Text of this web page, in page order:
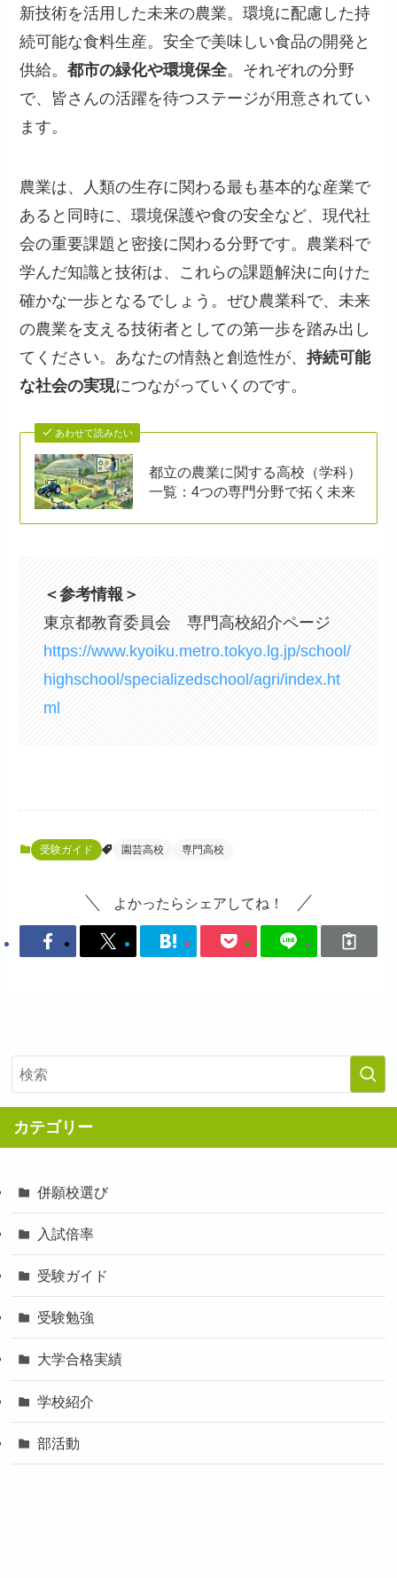
新技術を活用した未来の農業。環境に配慮した持
続可能な食料生産。安全で美味しい食品の開発と
供給。都市の緑化や環境保全。それぞれの分野
で、皆さんの活躍を待つステージが用意されてい
ます。
農業は、人類の生存に関わる最も基本的な産業で
あると同時に、環境保護や食の安全など、現代社
会の重要課題と密接に関わる分野です。農業科で
学んだ知識と技術は、これらの課題解決に向けた
確かな一歩となるでしょう。ぜひ農業科で、未来
の農業を支える技術者としての第一歩を踏み出し
てください。あなたの情熱と創造性が、持続可能
な社会の実現につながっていくのです。
あわせて読みたい
都立の農業に関する高校（学科）
一覧：4つの専門分野で拓く未来
＜参考情報＞
東京都教育委員会 専門高校紹介ページ
https://www.kyoiku.metro.tokyo.lg.jp/school/
highschool/specializedschool/agri/index.ht
ml
受験ガイド 園芸高校 専門高校
よかったらシェアしてね！
カテゴリー
併願校選び
入試倍率
受験ガイド
受験勉強
大学合格実績
学校紹介
部活動